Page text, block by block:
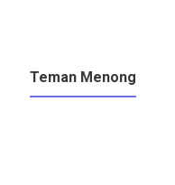
Teman Menong